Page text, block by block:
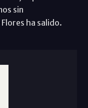
sin
ha salido.